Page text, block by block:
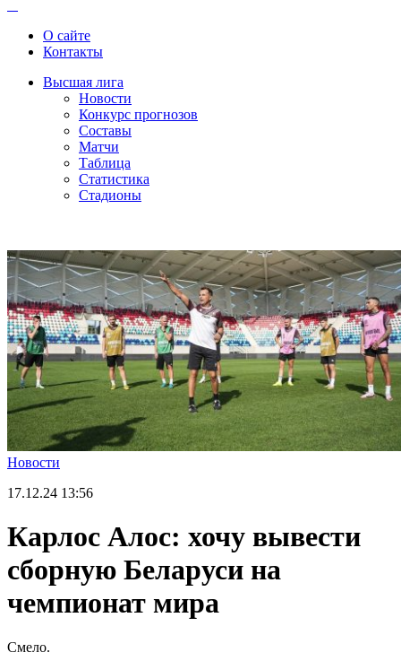
О сайте
Контакты
Высшая лига
Новости
Конкурс прогнозов
Составы
Матчи
Таблица
Статистика
Стадионы
Новости
17.12.24 13:56
Карлос Алос: хочу вывести
сборную Беларуси на
чемпионат мира
Смело.